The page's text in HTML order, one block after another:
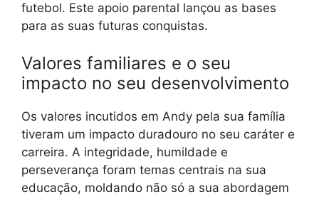
futebol. Este apoio parental lançou as bases
para as suas futuras conquistas.
Valores familiares e o seu
impacto no seu desenvolvimento
Os valores incutidos em Andy pela sua família
tiveram um impacto duradouro no seu caráter e
carreira. A integridade, humildade e
perseverança foram temas centrais na sua
educação, moldando não só a sua abordagem